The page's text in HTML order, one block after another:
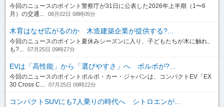
今回のニュースのポイント警察庁が31日に公表した2026年上半期（1〜6
月）の交通...
08月02日 08時05分
木育はなぜ広がるのか 木造建築企業が提供する?...
今回のニュースのポイント夏休みシーズンに入り、子どもたちが木に触れ、
も?...
07月25日 09時27分
EVは「高性能」から「選びやすさ」へ ボルボが?...
今回のニュースのポイントボルボ・カー・ジャパンは、コンパクトEV「EX
30 Cross C...
07月25日 09時22分
コンパクトSUVにも7人乗りの時代へ シトロエンが...